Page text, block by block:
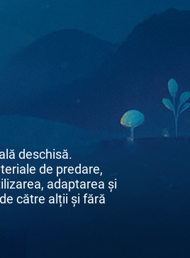
deschisă.
de predare,
adaptarea și
către alții și fără